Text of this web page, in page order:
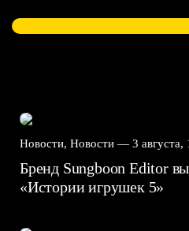
Новости, Новости — 3 августа,
Бренд Sungboon Editor
«Истории игрушек 5»